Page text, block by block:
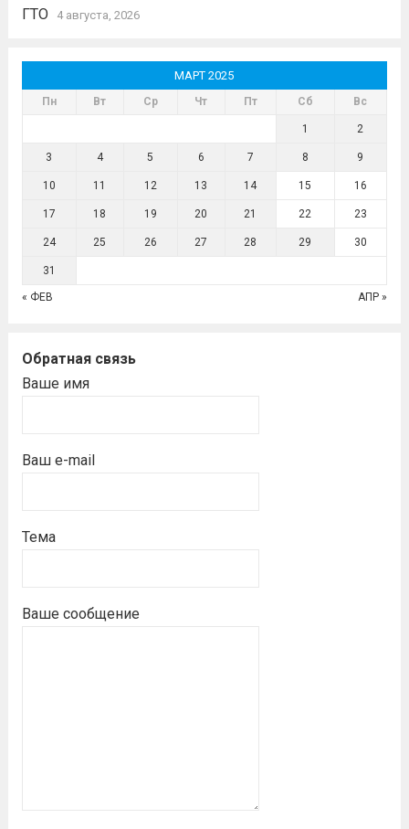
ГТО 4 августа, 2026
МАРТ 2025
Пн Вт Ср Чт Пт Сб Вс
1 2
3 4 5 6 7 8 9
10 11 12 13 14 15 16
17 18 19 20 21 22 23
24 25 26 27 28 29 30
31
« ФЕВ АПР »
Обратная связь
Ваше имя
Ваш e-mail
Тема
Ваше сообщение